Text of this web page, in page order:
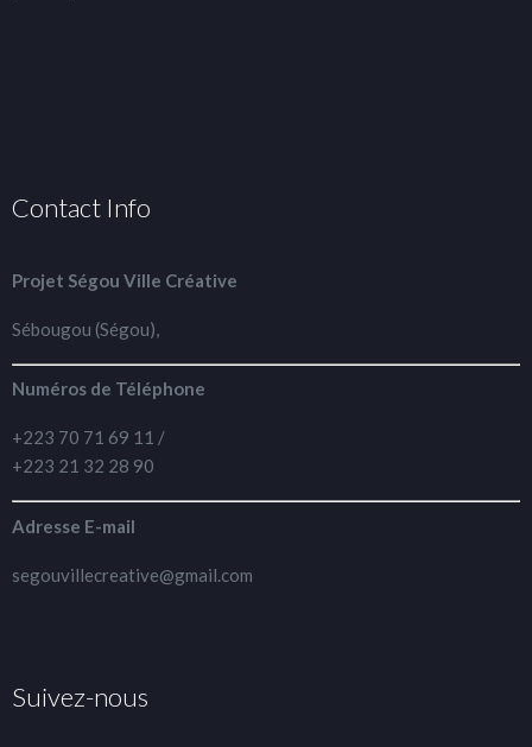
Contact Info
Projet Ségou Ville Créative
Sébougou (Ségou),
Numéros de Téléphone
+223 70 71 69 11 /
+223 21 32 28 90
Adresse E-mail
segouvillecreative@gmail.com
Suivez-nous